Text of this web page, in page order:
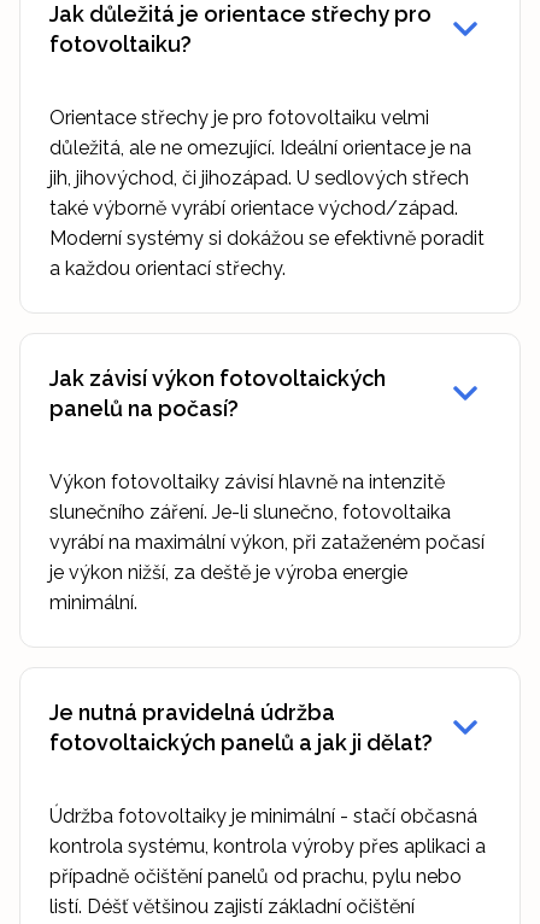
Jak důležitá je orientace střechy pro
fotovoltaiku?
Orientace střechy je pro fotovoltaiku velmi
důležitá, ale ne omezující. Ideální orientace je na
jih, jihovýchod, či jihozápad. U sedlových střech
také výborně vyrábí orientace východ/západ.
Moderní systémy si dokážou se efektivně poradit
a každou orientací střechy.
Jak závisí výkon fotovoltaických
panelů na počasí?
Výkon fotovoltaiky závisí hlavně na intenzitě
slunečního záření. Je-li slunečno, fotovoltaika
vyrábí na maximální výkon, při zataženém počasí
je výkon nižší, za deště je výroba energie
minimální.
Je nutná pravidelná údržba
fotovoltaických panelů a jak ji dělat?
Údržba fotovoltaiky je minimální - stačí občasná
kontrola systému, kontrola výroby přes aplikaci a
případně očištění panelů od prachu, pylu nebo
listí. Déšť většinou zajistí základní očištění